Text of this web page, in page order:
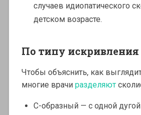
случаев идиопатического
детском возрасте.
По типу искривления
Чтобы объяснить, как
многие врачи разделяют
С-образный — с одной